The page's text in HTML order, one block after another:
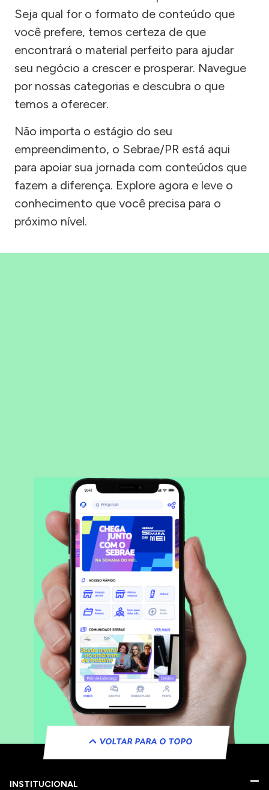
Seja qual for o formato de conteúdo que
você prefere, temos certeza de que
encontrará o material perfeito para ajudar
seu negócio a crescer e prosperar. Navegue
por nossas categorias e descubra o que
temos a oferecer.
Não importa o estágio do seu
empreendimento, o Sebrae/PR está aqui
para apoiar sua jornada com conteúdos que
fazem a diferença. Explore agora e leve o
conhecimento que você precisa para o
próximo nível.
VOLTAR PARA O TOPO
INSTITUCIONAL